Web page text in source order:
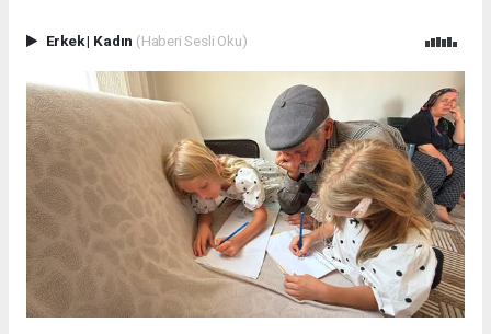
Erkek| Kadın (Haberi Sesli Oku)